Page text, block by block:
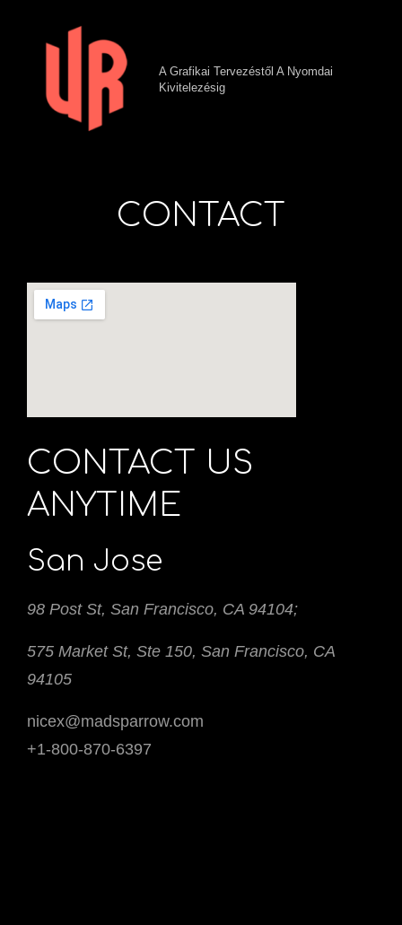
A Grafikai Tervezéstől A Nyomdai
Kivitelezésig
CONTACT
CONTACT US
ANYTIME
San Jose
98 Post St, San Francisco, CA 94104;
575 Market St, Ste 150, San Francisco, CA
94105
nicex@madsparrow.com
+1-800-870-6397